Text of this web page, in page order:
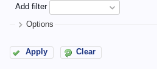
Add filter
Options
Apply Clear